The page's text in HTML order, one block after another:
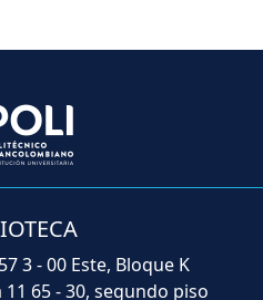
3 - 00 Este, Bloque K
65 - 30, segundo piso